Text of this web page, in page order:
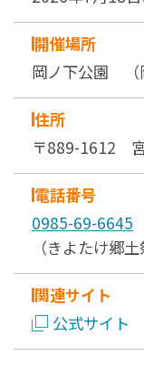
開催場所
岡ノ下公園 （
住所
〒889-1612
電話番号
0985-69-6645
（きよたけ郷
関連サイト
公式サイト